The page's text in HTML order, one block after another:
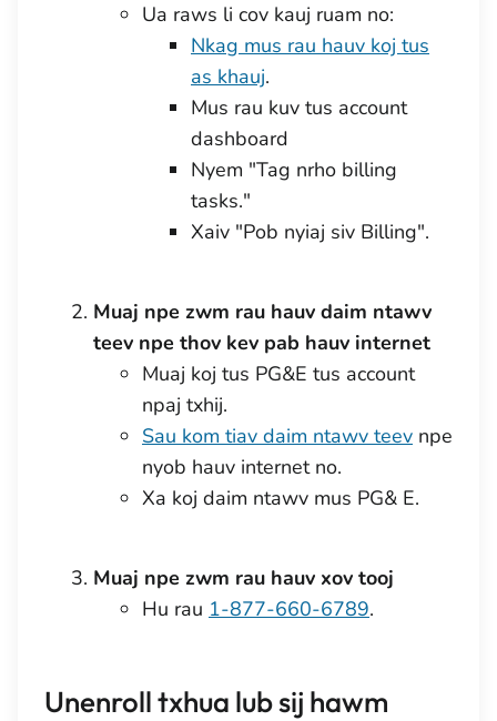
Ua raws li cov kauj ruam no:
Nkag mus rau hauv koj tus
as khauj.
Mus rau kuv tus account
dashboard
Nyem "Tag nrho billing
tasks."
Xaiv "Pob nyiaj siv Billing".
Muaj npe zwm rau hauv daim ntawv
teev npe thov kev pab hauv internet
Muaj koj tus PG&E tus account
npaj txhij.
Sau kom tiav daim ntawv teev npe
nyob hauv internet no.
Xa koj daim ntawv mus PG& E.
Muaj npe zwm rau hauv xov tooj
Hu rau 1-877-660-6789.
Unenroll txhua lub sij hawm